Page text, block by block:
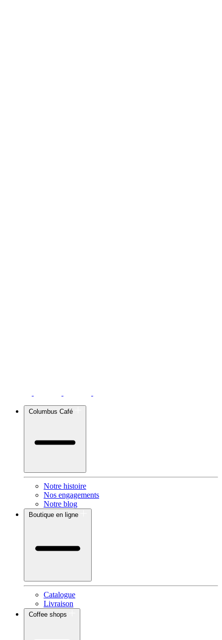
Columbus Café
Notre histoire
Nos engagements
Notre blog
Boutique en ligne
Catalogue
Livraison
Coffee shops